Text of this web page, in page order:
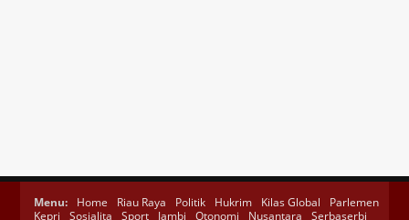
Menu: Home Riau Raya Politik Hukrim Kilas Global
Parlemen
Kepri
Sosialita Sport Jambi Otonomi Nusantara Serbaserbi